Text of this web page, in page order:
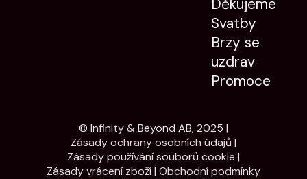
Děkujeme
Svatby
Brzy se
uzdrav
Promoce
© Infinity & Beyond AB, 2025 |
Zásady ochrany osobních údajů |
Zásady používání souborů cookie |
Zásady vrácení zboží| Obchodní podmínky